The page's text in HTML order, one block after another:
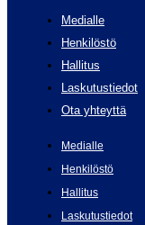
Medialle
Henkilöstö
Hallitus
Laskutustiedot
Ota yhteyttä
Medialle
Henkilöstö
Hallitus
Laskutustiedot